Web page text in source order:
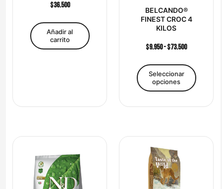
$36.500
Añadir al
carrito
BELCANDO®
FINEST CROC 4
KILOS
$9.950-$73.500
Seleccionar
opciones